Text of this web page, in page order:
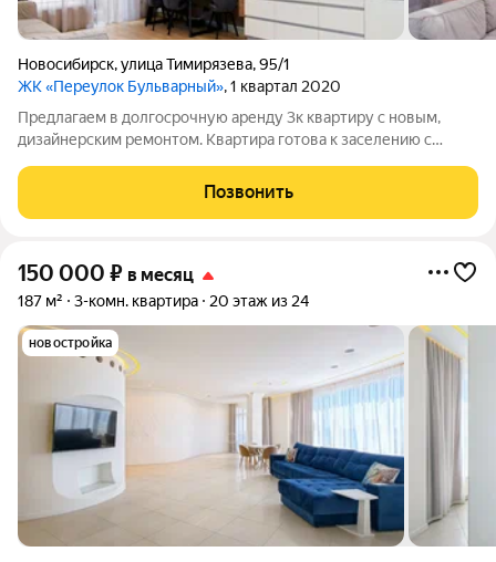
Новосибирск,улица Тимирязева,95/1
ЖК «Переулок Бульварный», 1 квартал 2020
Предлагаем в долгосрочную аренду 3к квартиру с новым,
дизайнерским ремонтом. Квартира готова к заселению с
переулок расположен в экологически-чистом районе, в 5
минутах пешком от станции метро
Позвонить
150 000 ₽ в месяц
187 м² 3-комн. квартира 20 этаж из 24
новостройка